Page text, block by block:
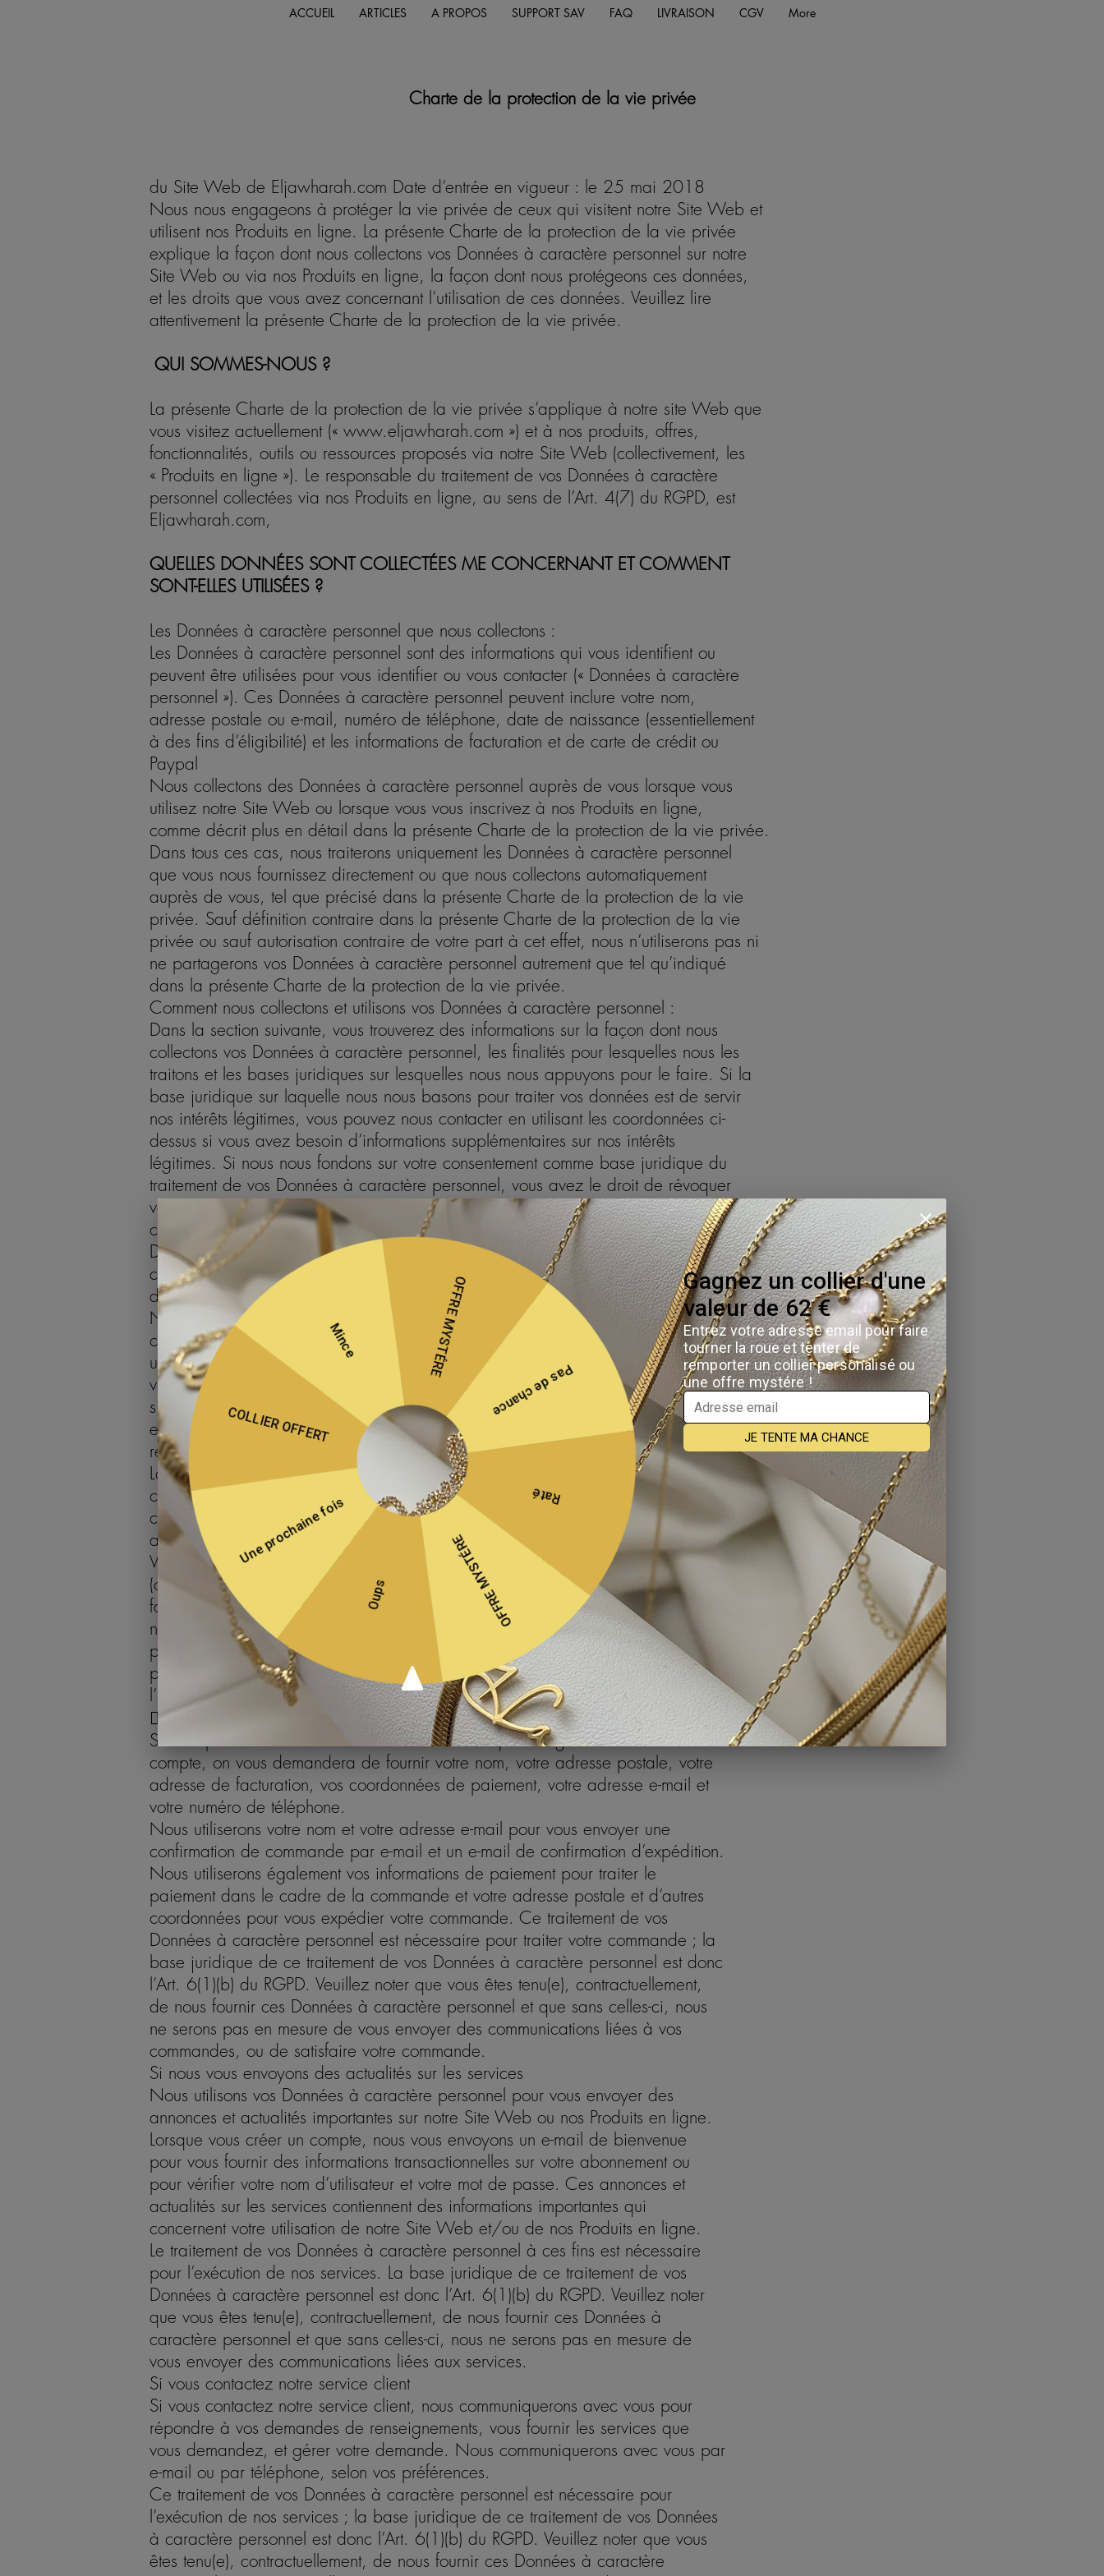
ACCUEIL ARTICLES A PROPOS SUPPORT SAV FAQ LIVRAISON CGV More
Charte de la protection de la vie privée
du Site Web de Eljawharah.com Date d’entrée en vigueur : le 25 mai 2018
Nous nous engageons à protéger la vie privée de ceux qui visitent notre Site Web et
utilisent nos Produits en ligne. La présente Charte de la protection de la vie privée
explique la façon dont nous collectons vos Données à caractère personnel sur notre
Site Web ou via nos Produits en ligne, la façon dont nous protégeons ces données,
et les droits que vous avez concernant l’utilisation de ces données. Veuillez lire
attentivement la présente Charte de la protection de la vie privée.
QUI SOMMES-NOUS ?
La présente Charte de la protection de la vie privée s’applique à notre site Web que
vous visitez actuellement (« www.eljawharah.com ») et à nos produits, offres,
fonctionnalités, outils ou ressources proposés via notre Site Web (collectivement, les
« Produits en ligne »). Le responsable du traitement de vos Données à caractère
personnel collectées via nos Produits en ligne, au sens de l’Art. 4(7) du RGPD, est
Eljawharah.com,
QUELLES DONNÉES SONT COLLECTÉES ME CONCERNANT ET COMMENT
SONT-ELLES UTILISÉES ?
Les Données à caractère personnel que nous collectons :
Les Données à caractère personnel sont des informations qui vous identifient ou
peuvent être utilisées pour vous identifier ou vous contacter (« Données à caractère
personnel »). Ces Données à caractère personnel peuvent inclure votre nom,
adresse postale ou e-mail, numéro de téléphone, date de naissance (essentiellement
à des fins d’éligibilité) et les informations de facturation et de carte de crédit ou
Paypal
Nous collectons des Données à caractère personnel auprès de vous lorsque vous
utilisez notre Site Web ou lorsque vous vous inscrivez à nos Produits en ligne,
comme décrit plus en détail dans la présente Charte de la protection de la vie privée.
Dans tous ces cas, nous traiterons uniquement les Données à caractère personnel
que vous nous fournissez directement ou que nous collectons automatiquement
auprès de vous, tel que précisé dans la présente Charte de la protection de la vie
privée. Sauf définition contraire dans la présente Charte de la protection de la vie
privée ou sauf autorisation contraire de votre part à cet effet, nous n’utiliserons pas ni
ne partagerons vos Données à caractère personnel autrement que tel qu’indiqué
dans la présente Charte de la protection de la vie privée.
Comment nous collectons et utilisons vos Données à caractère personnel :
Dans la section suivante, vous trouverez des informations sur la façon dont nous
collectons vos Données à caractère personnel, les finalités pour lesquelles nous les
traitons et les bases juridiques sur lesquelles nous nous appuyons pour le faire. Si la
base juridique sur laquelle nous nous basons pour traiter vos données est de servir
nos intérêts légitimes, vous pouvez nous contacter en utilisant les coordonnées ci-
dessus si vous avez besoin d’informations supplémentaires sur nos intérêts
légitimes. Si nous nous fondons sur votre consentement comme base juridique du
traitement de vos Données à caractère personnel, vous avez le droit de révoquer
votre consentement à tout moment avec effet comme décrit ci-dessous ou en nous
contactant via les coordonnées ci-dessus. Cela n’affectera pas le traitement de vos
Données à caractère personnel jusqu’à la révocation. Cela s’applique également au
cas où nous nous fondons sur votre consentement ou sur nos intérêts légitimes dans
d’autres parties de la présente Charte de la protection de la vie privée.
Nous collectons automatiquement des informations, y compris des Données à
caractère personnel, lorsque vous naviguez sur notre Site Web ou lorsque vous
utilisez nos Produits en ligne, comme votre adresse IP, votre type de navigateur,
votre système d’exploitation, les journaux d’erreurs et d’autres informations
similaires. Ces informations agrégées ne nous permettent pas de vous identifier
et nous les utilisons pour analyser les tendances, pour gérer le Site Web et pour
recueillir des informations générales sur son utilisation.
La base juridique de ce traitement de vos Données à caractère personnel est
constituée par nos intérêts légitimes (Art. 6(1)(f) du RGPD) à personnaliser le
contenu de nos services conformément aux préférences de l’utilisateur et à
améliorer davantage nos Produits en ligne.
Vous pouvez, à votre gré, nous fournir des informations démographiques
(comme votre profession et le nombre d’enfants que vous avez). Si vous le
faites, nous pourrons vous proposer une expérience plus personnalisée sur
notre Site Web. La base juridique de ce traitement de vos Données à caractère
personnel est constituée par nos intérêts légitimes (Art. 6(1)(f) du RGPD) à
personnaliser le contenu de nos services conformément aux préférences de
l’utilisateur et à améliorer davantage nos Produits en ligne.
 Si vous achetez dans notre boutique en ligne
Si vous passez une commande dans notre boutique en ligne sans créer de
compte, on vous demandera de fournir votre nom, votre adresse postale, votre
adresse de facturation, vos coordonnées de paiement, votre adresse e-mail et
votre numéro de téléphone.
Nous utiliserons votre nom et votre adresse e-mail pour vous envoyer une
confirmation de commande par e-mail et un e-mail de confirmation d’expédition.
Nous utiliserons également vos informations de paiement pour traiter le
paiement dans le cadre de la commande et votre adresse postale et d’autres
coordonnées pour vous expédier votre commande. Ce traitement de vos
Données à caractère personnel est nécessaire pour traiter votre commande ; la
base juridique de ce traitement de vos Données à caractère personnel est donc
l’Art. 6(1)(b) du RGPD. Veuillez noter que vous êtes tenu(e), contractuellement,
de nous fournir ces Données à caractère personnel et que sans celles-ci, nous
ne serons pas en mesure de vous envoyer des communications liées à vos
commandes, ou de satisfaire votre commande.
Si nous vous envoyons des actualités sur les services
Nous utilisons vos Données à caractère personnel pour vous envoyer des
annonces et actualités importantes sur notre Site Web ou nos Produits en ligne.
Lorsque vous créer un compte, nous vous envoyons un e-mail de bienvenue
pour vous fournir des informations transactionnelles sur votre abonnement ou
pour vérifier votre nom d’utilisateur et votre mot de passe. Ces annonces et
actualités sur les services contiennent des informations importantes qui
concernent votre utilisation de notre Site Web et/ou de nos Produits en ligne.
Le traitement de vos Données à caractère personnel à ces fins est nécessaire
pour l’exécution de nos services. La base juridique de ce traitement de vos
Données à caractère personnel est donc l’Art. 6(1)(b) du RGPD. Veuillez noter
que vous êtes tenu(e), contractuellement, de nous fournir ces Données à
caractère personnel et que sans celles-ci, nous ne serons pas en mesure de
vous envoyer des communications liées aux services.
Si vous contactez notre service client
Si vous contactez notre service client, nous communiquerons avec vous pour
répondre à vos demandes de renseignements, vous fournir les services que
vous demandez, et gérer votre demande. Nous communiquerons avec vous par
e-mail ou par téléphone, selon vos préférences.
Ce traitement de vos Données à caractère personnel est nécessaire pour
l’exécution de nos services ; la base juridique de ce traitement de vos Données
à caractère personnel est donc l’Art. 6(1)(b) du RGPD. Veuillez noter que vous
êtes tenu(e), contractuellement, de nous fournir ces Données à caractère